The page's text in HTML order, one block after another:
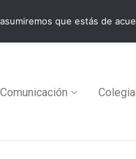
Comunicación
que estás de